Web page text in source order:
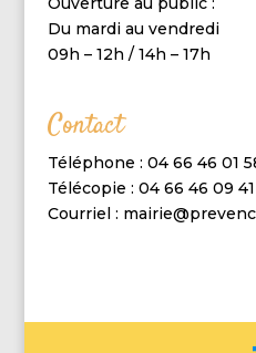
Du mardi
09h – 12h / 14h – 17h
Contact
Téléphone : 04 66 46 01
Télécopie : 04 66 46 09 41
Courriel :